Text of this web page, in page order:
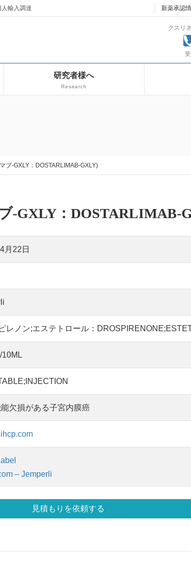
輸入調達 新薬承認
クスリ
研究者様へ
Research
ブ-GXLY：DOSTARLIMAB-GXLY)
-GXLY：DOSTARLIMAB-
月22日
レノン;エステトロール：
10ML
欠損がある子宮内膜癌
– Jemperli
見積もりを依頼する